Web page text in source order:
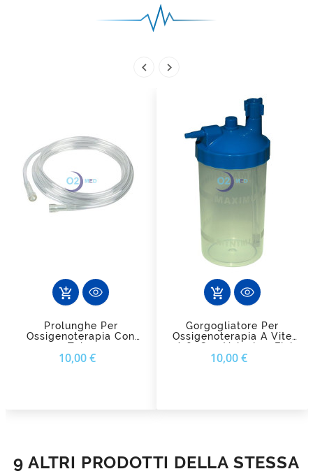
 
add_shopping_cart
Prolunghe Per
Ossigenoterapia Con
Tubo
Antischiacciamento FIAB
10,00 €
add_shopping_cart
Gorgogliatore Per
Ossigenoterapia A Vite
9/16″ Con Valvola - Fiab
(Standard E Hi-Flow)
10,00 €
9 ALTRI PRODOTTI DELLA STESSA